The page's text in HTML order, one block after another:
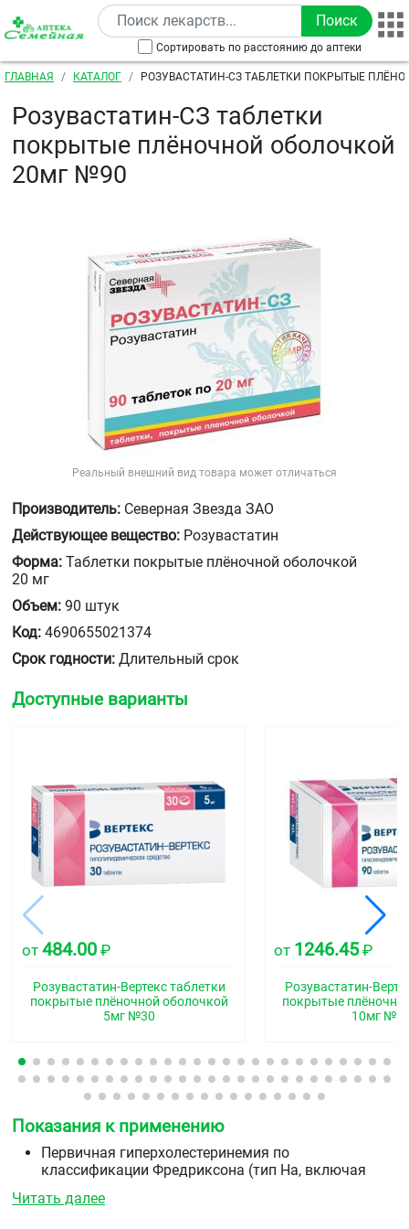
Перейти к основному содержанию
Сортировать по расстоянию до аптеки
Строка навигации
ГЛАВНАЯ КАТАЛОГ
РОЗУВАСТАТИН-СЗ ТАБЛЕТКИ ПОКРЫТЫЕ
Розувастатин-СЗ таблетки
покрытые плёночной оболочкой
20мг №90
Реальный внешний вид товара может отличаться
Производитель: Северная Звезда ЗАО
Действующее вещество: Розувастатин
Форма: Таблетки покрытые плёночной оболочкой
20 мг
Объем: 90 штук
Код: 4690655021374
Срок годности: Длительный срок
Доступные варианты
от 484.00 ₽
Розувастатин-Вертекс таблетки
покрытые плёночной оболочкой
5мг №30
от 1246.45₽
Розувастатин-
покрытые
10мг
Показания к применению
Первичная гиперхолестеринемия по
классификации Фредриксона (тип На, включая
или смешанная гиперхолестеринемия (тип НЬ) в
Читать далее